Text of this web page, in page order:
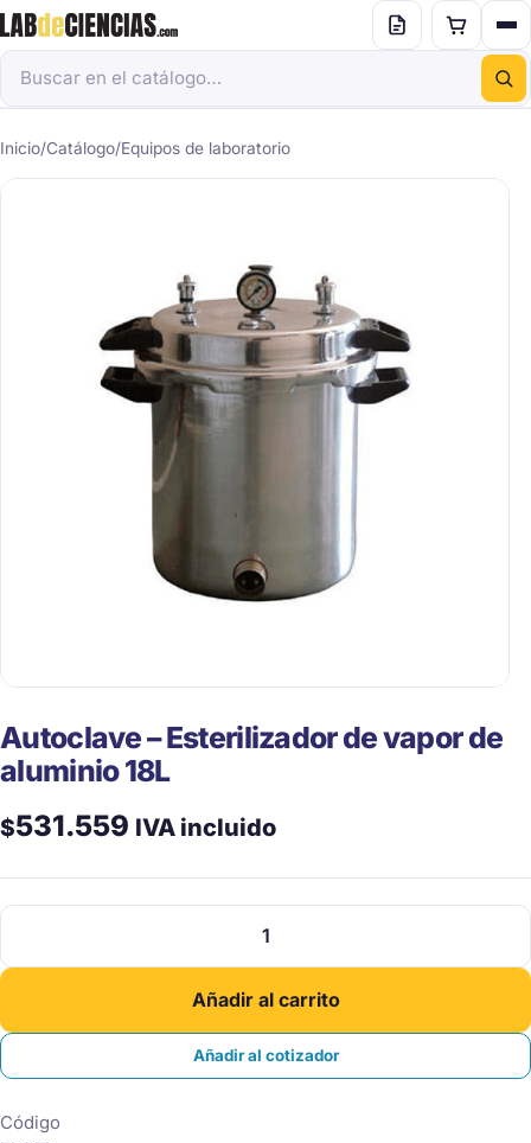
Inicio/Catálogo/Equipos de laboratorio
Autoclave – Esterilizador de vapor de
aluminio 18L
$531.559 IVA incluido
Autoclave
Esterilizador
vapor
de
18L
Añadir al carrito
Añadir al cotizador
Código